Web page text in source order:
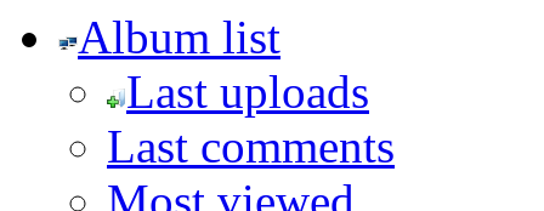
Album list
Last uploads
Last comments
Most viewed